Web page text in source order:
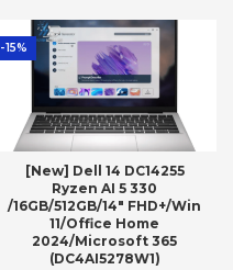
-15%
[New] Dell 14 DC14255
Ryzen AI 5 330
/16GB/512GB/14″ FHD+/Win
11/Office Home
2024/Microsoft 365
(DC4AI5278W1)